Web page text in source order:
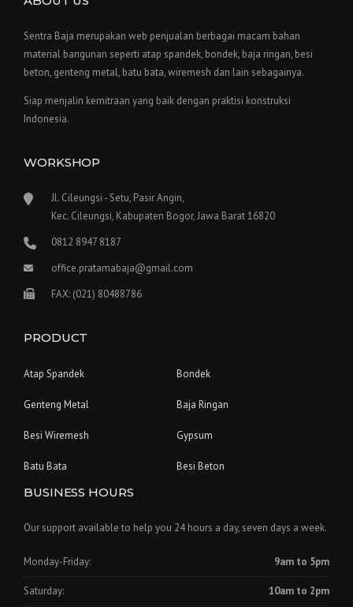
Sentra Baja merupakan web penjualan berbagai macam bahan
material bangunan seperti atap spandek, bondek, baja ringan, besi
beton, genteng metal, batu bata, wiremesh dan lain sebagainya.
Siap menjalin kemitraan yang baik dengan praktisi konstruksi
Indonesia.
WORKSHOP
Jl. Cileungsi - Setu, Pasir Angin,
Kec. Cileungsi, Kabupaten Bogor, Jawa Barat 16820
0812 8947 8187
office.pratamabaja@gmail.com
FAX: (021) 80488786
PRODUCT
Atap Spandek Bondek
Genteng Metal Baja Ringan
Besi Wiremesh Gypsum
Batu Bata Besi Beton
BUSINESS HOURS
Our support available to help you 24 hours a day, seven days a week.
Monday-Friday: 9am to 5pm
Saturday: 10am to 2pm